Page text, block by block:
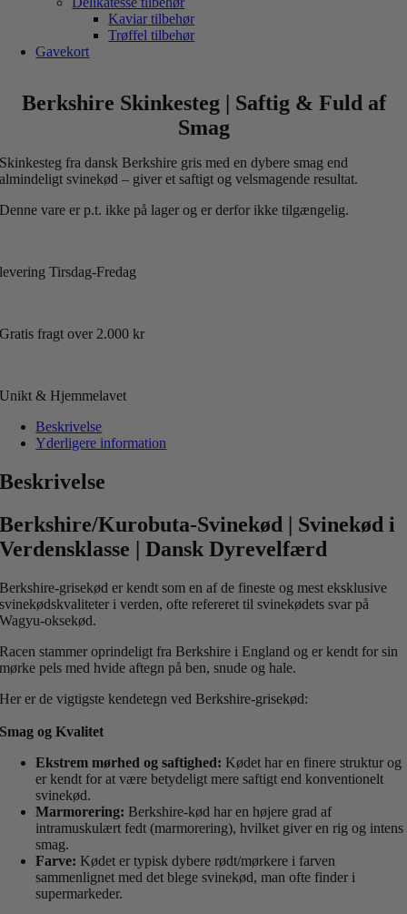
Kaviar tilbehør
Trøffel tilbehør
Gavekort
Berkshire Skinkesteg | Saftig & Fuld af
Smag
Skinkesteg fra dansk Berkshire gris med en dybere smag end
almindeligt svinekød – giver et saftigt og velsmagende resultat.
Denne vare er p.t. ikke på lager og er derfor ikke tilgængelig.
levering Tirsdag-Fredag
Gratis fragt over 2.000 kr
Unikt & Hjemmelavet
Beskrivelse
Yderligere information
Beskrivelse
Berkshire/Kurobuta-Svinekød | Svinekød i
Verdensklasse | Dansk Dyrevelfærd
Berkshire-grisekød er kendt som en af de fineste og mest eksklusive
svinekødskvaliteter i verden, ofte refereret til svinekødets svar på
Wagyu-oksekød.
Racen stammer oprindeligt fra Berkshire i England og er kendt for sin
mørke pels med hvide aftegn på ben, snude og hale.
Her er de vigtigste kendetegn ved Berkshire-grisekød:
Smag og Kvalitet
Ekstrem mørhed og saftighed: Kødet har en finere struktur og
er kendt for at være betydeligt mere saftigt end konventionelt
svinekød.
Marmorering: Berkshire-kød har en højere grad af
intramuskulært fedt (marmorering), hvilket giver en rig og intens
smag.
Farve: Kødet er typisk dybere rødt/mørkere i farven
sammenlignet med det blege svinekød, man ofte finder i
supermarkeder.